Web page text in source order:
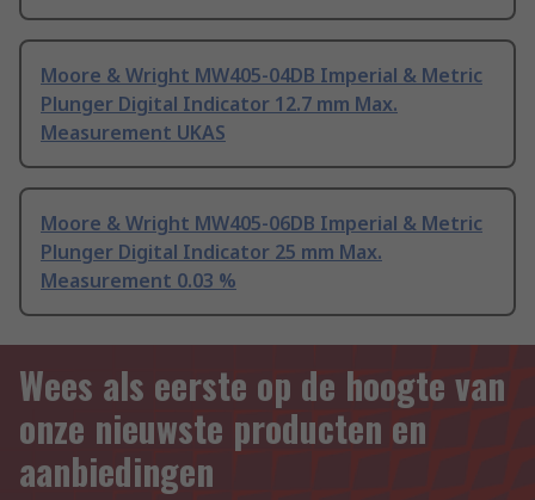
Moore & Wright MW405-04DB Imperial & Metric
Plunger Digital Indicator 12.7 mm Max.
Measurement UKAS
Moore & Wright MW405-06DB Imperial & Metric
Plunger Digital Indicator 25 mm Max.
Measurement 0.03 %
Wees als eerste op de hoogte van
onze nieuwste producten en
aanbiedingen